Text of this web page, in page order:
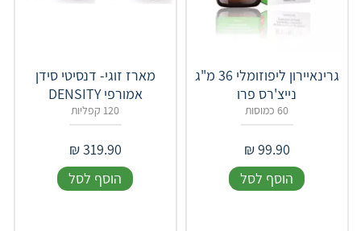
גרינאיירון ליפוזומלי 36 מ"ג
נייצ'רס פרו
60 כמוסות
99.90
₪
הוסף לסל
מארז זוגי- דנסיטי סידן
אמורפי DENSITY
120 קפליות
319.90
₪
הוסף לסל